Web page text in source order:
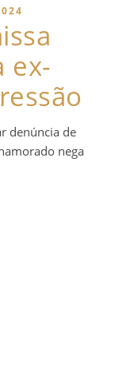
ex-
denúncia de
nega